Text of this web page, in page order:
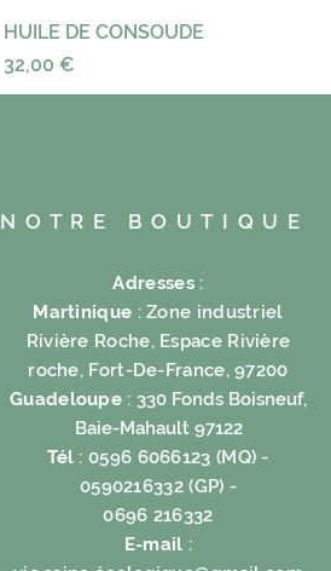
HUILE DE CONSOUDE
Prix
32,00 €
NOTRE BOUTIQUE
Adresses:
Martinique : Zone industriel
Rivière Roche, Espace Rivière
roche, Fort-De-France, 97200
Guadeloupe : 330 Fonds Boisneuf,
Baie-Mahault 97122
Tél : 0596 6066123 (MQ) -
0590216332 (GP) -
0696 216332
E-mail :